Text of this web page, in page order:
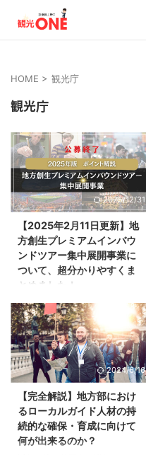
HOME > 観光庁
観光庁
2025/12/31
【2025年2月11日更新】地
方創生プレミアムインバウ
ンドツアー集中展開事業に
ついて、超分かりやすくま
とめました！
2025年1月24日、観光庁より、
「地方創生プレミアムインバウン
ドツアー集中展開事業」の公募開
始前説明会が実施されました。
今回は、地方創生プレミアムイン
バウンドツアー集中展開事業の公
象者、スケジュールなどを紹介し
ます。インバウンドをターゲット
とした高付加価値ツアーの実施に
取り組む事業者の方は、ぜひ以下
2024/6/16
【完全解説】地方部におけ
るローカルガイド人材の持
続的な確保・育成に向けて
何が出来るのか？